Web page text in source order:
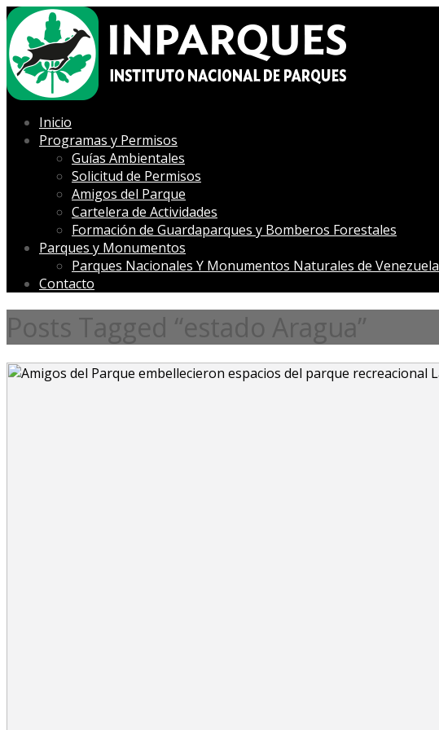
Inicio
Programas y Permisos
Guías Ambientales
Solicitud de Permisos
Amigos del Parque
Cartelera de Actividades
Formación de Guardaparques y Bomberos Forestales
Parques y Monumentos
Parques Nacionales Y Monumentos Naturales de Venezuela
Contacto
Posts Tagged “estado Aragua”